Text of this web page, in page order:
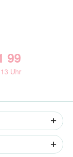
99
Uhr